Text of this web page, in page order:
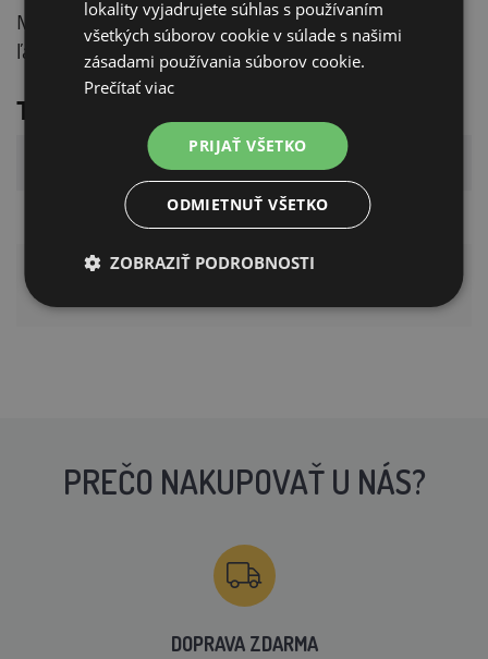
Miska má protišmykový povrch a po použití ju
ľahko vyčistíte.
Technické parametre
Hodnota
silikón
250 ml, 500 ml, 1000
PREČO NAKUPOVAŤ U NÁS?
DOPRAVA ZDARMA
lokality vyjadrujete súhlas s používaním
všetkých súborov cookie v súlade s našimi
zásadami používania súborov cookie.
Prečítať viac
PRIJAŤ VŠETKO
ODMIETNUŤ VŠETKO
ZOBRAZIŤ PODROBNOSTI